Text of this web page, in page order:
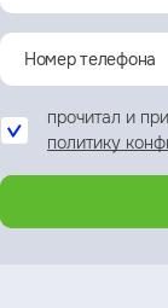
прочитал и
политику